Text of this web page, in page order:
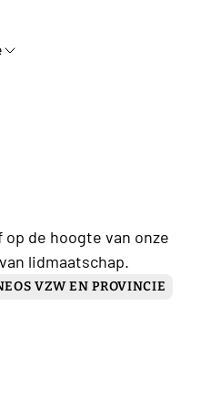
de hoogte van onze
lidmaatschap.
VZW EN PROVINCIE